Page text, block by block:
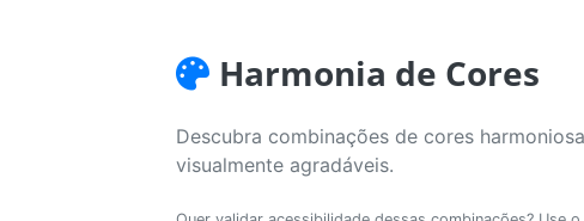
Harmonia de Cores
Descubra combinações de cores
visualmente agradáveis.